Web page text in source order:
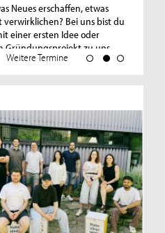
Neues erschaffen, etwas
Bei uns bist du
einer ersten Idee oder
Gründungsprojekt zu uns
Weitere Termine